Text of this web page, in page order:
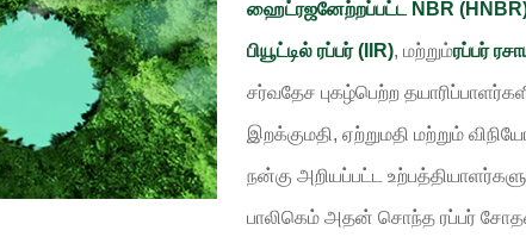
ஹைட்ரஜனேற்றப்பட்ட NBR
பியூட்டில் ரப்பர் (IIR), மற்றும்ரப்பர்
சர்வதேச புகழ்பெற்ற
இறக்குமதி, ஏற்றுமதி மற்றும்
நன்கு அறியப்பட்ட
பாலிகெம் அதன் சொந்த ரப்பர்